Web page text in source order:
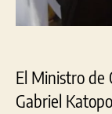
El Ministro de
Gabriel